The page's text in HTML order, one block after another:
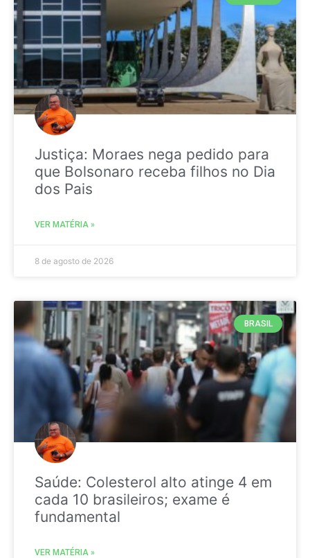
Justiça: Moraes nega pedido para
que Bolsonaro receba filhos no Dia
dos Pais
VER MATÉRIA »
8 de agosto de 2026
BRASIL
Saúde: Colesterol alto atinge 4 em
cada 10 brasileiros; exame é
fundamental
VER MATÉRIA »